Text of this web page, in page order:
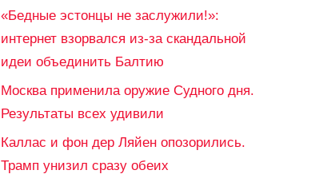
«Бедные эстонцы не заслужили!»:
интернет взорвался из-за скандальной
идеи объединить Балтию
Москва применила оружие Судного дня.
Результаты всех удивили
Каллас и фон дер Ляйен опозорились.
Трамп унизил сразу обеих